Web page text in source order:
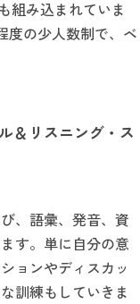
組み込まれていま
度の少人数制で、ベ
＆リスニング・ス
、語彙、発音、資
す。単に自分の意
ョンやディスカッ
訓練もしていきま